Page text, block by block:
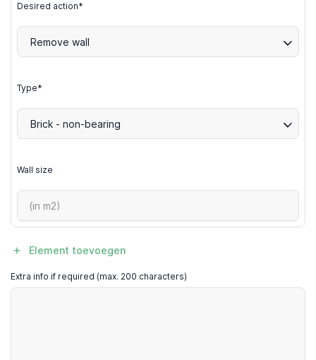
Desired action*
Remove wall
Type*
Brick - non-bearing
Wall size
Element toevoegen
Extra info if required (max. 200 characters)